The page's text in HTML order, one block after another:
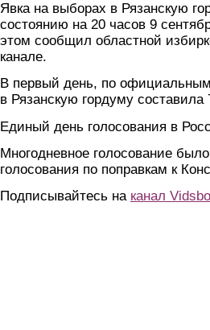
Явка на выборах в Рязанскую
состоянию на 20 часов 9
этом сообщил областной
канале.
В первый день, по
в Рязанскую гордуму составила
Единый день голосования в
Многодневное голосование
голосования по поправкам к
Подписывайтесь на канал